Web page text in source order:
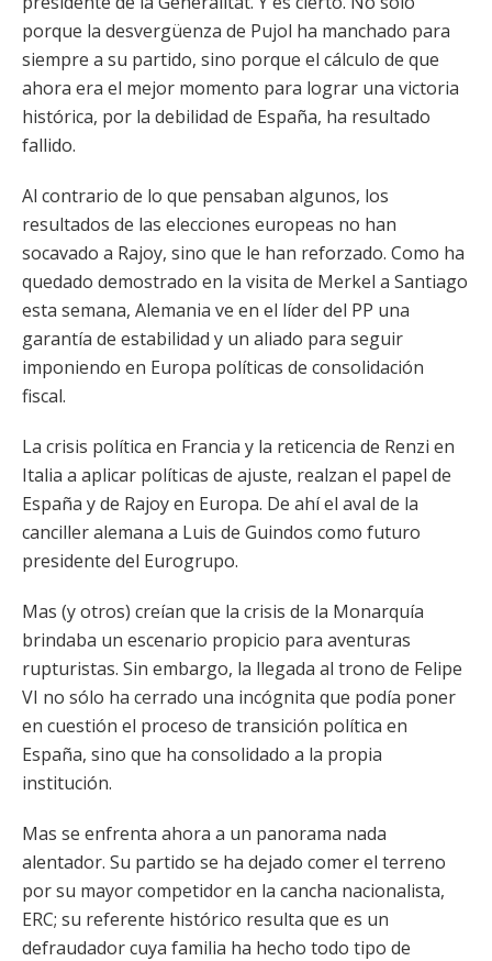
porque la desvergüenza de Pujol ha manchado para
siempre a su partido, sino porque el cálculo de que
ahora era el mejor momento para lograr una victoria
histórica, por la debilidad de España, ha resultado
fallido.
Al contrario de lo que pensaban algunos, los
resultados de las elecciones europeas no han
socavado a Rajoy, sino que le han reforzado. Como ha
quedado demostrado en la visita de Merkel a Santiago
esta semana, Alemania ve en el líder del PP una
garantía de estabilidad y un aliado para seguir
imponiendo en Europa políticas de consolidación
fiscal.
La crisis política en Francia y la reticencia de Renzi en
Italia a aplicar políticas de ajuste, realzan el papel de
España y de Rajoy en Europa. De ahí el aval de la
canciller alemana a Luis de Guindos como futuro
presidente del Eurogrupo.
Mas (y otros) creían que la crisis de la Monarquía
brindaba un escenario propicio para aventuras
rupturistas. Sin embargo, la llegada al trono de Felipe
VI no sólo ha cerrado una incógnita que podía poner
en cuestión el proceso de transición política en
España, sino que ha consolidado a la propia
institución.
Mas se enfrenta ahora a un panorama nada
alentador. Su partido se ha dejado comer el terreno
por su mayor competidor en la cancha nacionalista,
ERC; su referente histórico resulta que es un
defraudador cuya familia ha hecho todo tipo de